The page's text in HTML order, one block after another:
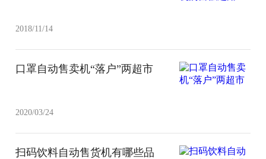
2018/11/14
口罩自动售卖机“落户”两超市
2020/03/24
扫码饮料自动售货机有哪些品